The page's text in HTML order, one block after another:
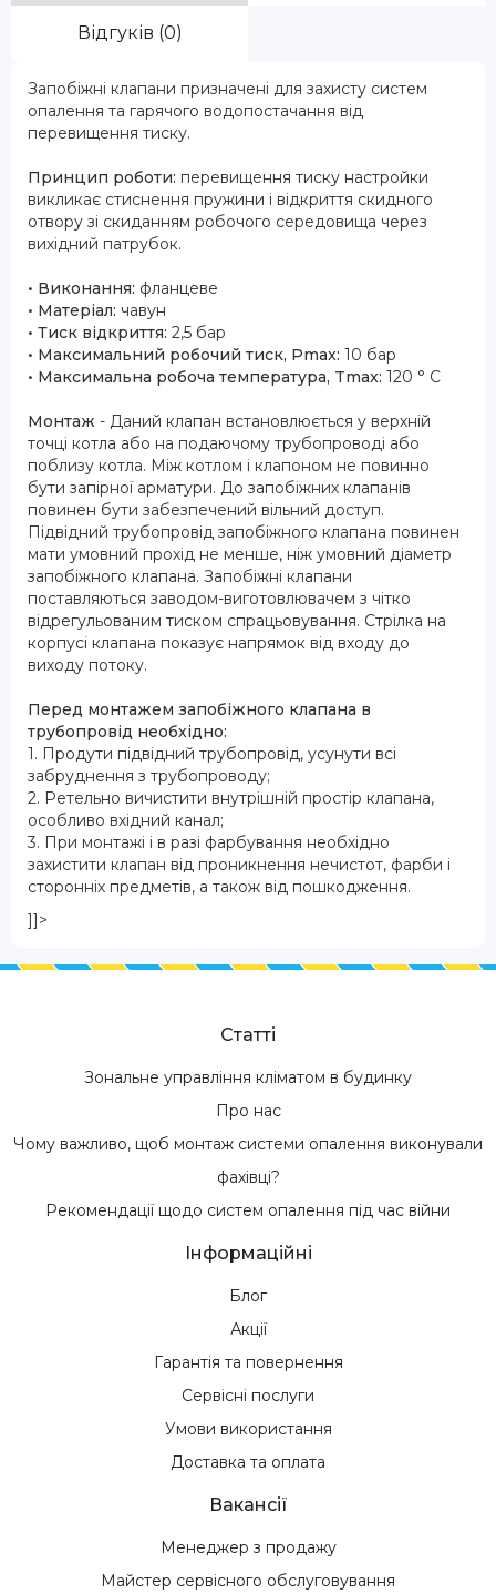
Відгуків (0)
Запобіжні клапани призначені для захисту систем
опалення та гарячого водопостачання від
перевищення тиску.
Принцип роботи: перевищення тиску настройки
викликає стиснення пружини і відкриття скидного
отвору зі скиданням робочого середовища через
вихідний патрубок.
• Виконання: фланцеве
• Матеріал: чавун
• Тиск відкриття: 2,5 бар
• Максимальний робочий тиск, Pmax: 10 бар
• Максимальна робоча температура, Tmax: 120 ° C
Монтаж - Даний клапан встановлюється у верхній
точці котла або на подаючому трубопроводі або
поблизу котла. Між котлом і клапоном не повинно
бути запірної арматури. До запобіжних клапанів
повинен бути забезпечений вільний доступ.
Підвідний трубопровід запобіжного клапана повинен
мати умовний прохід не менше, ніж умовний діаметр
запобіжного клапана. Запобіжні клапани
поставляються заводом-виготовлювачем з чітко
відрегульованим тиском спрацьовування. Стрілка на
корпусі клапана показує напрямок від входу до
виходу потоку.
Перед монтажем запобіжного клапана в
трубопровід необхідно:
1. Продути підвідний трубопровід, усунути всі
забруднення з трубопроводу;
2. Ретельно вичистити внутрішній простір клапана,
особливо вхідний канал;
3. При монтажі і в разі фарбування необхідно
захистити клапан від проникнення нечистот, фарби і
сторонніх предметів, а також від пошкодження.
]]>
Статті
Зональне управління кліматом в будинку
Про нас
Чому важливо, щоб монтаж системи опалення виконували
фахівці?
Рекомендації щодо систем опалення під час війни
Інформаційні
Блог
Акції
Гарантія та повернення
Сервісні послуги
Умови використання
Доставка та оплата
Вакансії
Менеджер з продажу
Майстер сервісного обслуговування